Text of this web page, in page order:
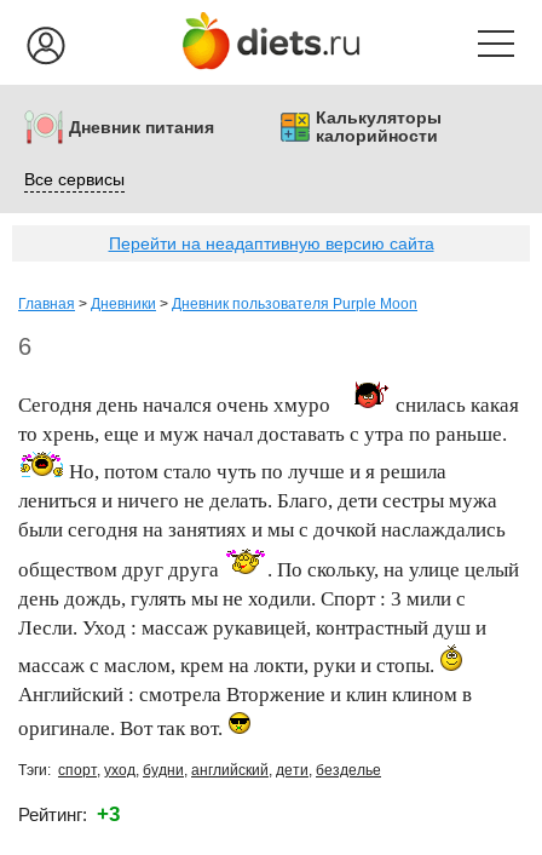
Дневник питания
Калькуляторы
калорийности
Все сервисы
Перейти на неадаптивную версию сайта
Главная > Дневники > Дневник пользователя Purple Moon
6
Сегодня день начался очень хмуро
снилась какая
то хрень, еще и муж начал доставать с утра по раньше.
Но, потом стало чуть по лучше и я решила
лениться и ничего не делать. Благо, дети сестры мужа
были сегодня на занятиях и мы с дочкой наслаждались
обществом друг друга
. По скольку, на улице целый
день дождь, гулять мы не ходили. Спорт : 3 мили с
Лесли. Уход : массаж рукавицей, контрастный душ и
массаж с маслом, крем на локти, руки и стопы.
Английский : смотрела Вторжение и клин клином в
оригинале. Вот так вот.
Тэги: спорт, уход, будни, английский, дети, безделье
Рейтинг: +3